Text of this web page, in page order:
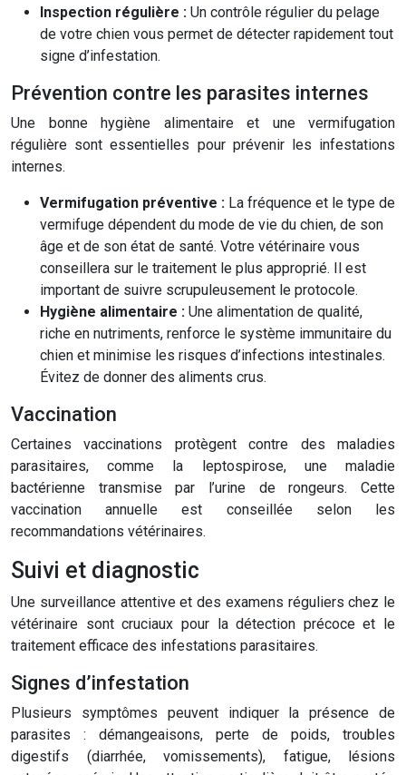
Inspection régulière : Un contrôle régulier du pelage
de votre chien vous permet de détecter rapidement tout
signe d’infestation.
Prévention contre les parasites internes
Une bonne hygiène alimentaire et une vermifugation
régulière sont essentielles pour prévenir les infestations
internes.
Vermifugation préventive : La fréquence et le type de
vermifuge dépendent du mode de vie du chien, de son
âge et de son état de santé. Votre vétérinaire vous
conseillera sur le traitement le plus approprié. Il est
important de suivre scrupuleusement le protocole.
Hygiène alimentaire : Une alimentation de qualité,
riche en nutriments, renforce le système immunitaire du
chien et minimise les risques d’infections intestinales.
Évitez de donner des aliments crus.
Vaccination
Certaines vaccinations protègent contre des maladies
parasitaires, comme la leptospirose, une maladie
bactérienne transmise par l’urine de rongeurs. Cette
vaccination annuelle est conseillée selon les
recommandations vétérinaires.
Suivi et diagnostic
Une surveillance attentive et des examens réguliers chez le
vétérinaire sont cruciaux pour la détection précoce et le
traitement efficace des infestations parasitaires.
Signes d’infestation
Plusieurs symptômes peuvent indiquer la présence de
parasites : démangeaisons, perte de poids, troubles
digestifs (diarrhée, vomissements), fatigue, lésions